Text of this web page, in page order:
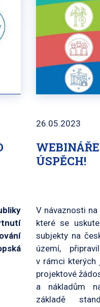
ÚSPĚCH!
26.05.2023
V návaznosti
které se
subjekty na
území,
v rámci kterých
projektové
a nákladům
základě